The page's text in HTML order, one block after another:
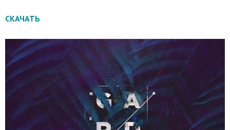
СКАЧАТЬ